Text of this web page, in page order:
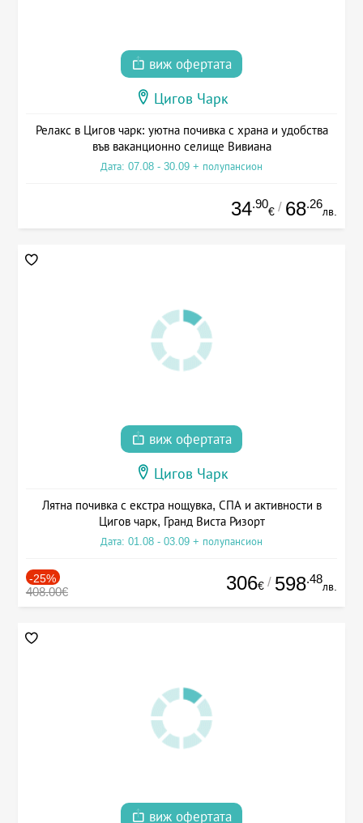
виж офертата
Цигов Чарк
Релакс в Цигов чарк: уютна почивка с храна и удобства
във ваканционно селище Вивиана
Дата: 07.08 - 30.09 + полупансион
34.90
€ / 68.26
лв.
виж офертата
Цигов Чарк
Лятна почивка с екстра нощувка, СПА и активности в
Цигов чарк, Гранд Виста Ризорт
Дата: 01.08 - 03.09 + полупансион
-25%
408.00€ 306€ / 598.48
лв.
виж офертата